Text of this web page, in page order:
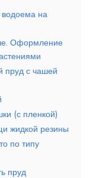
водоема на
Оформление
пруд с чашей
(с пленкой)
жидкой резины
по типу
пруд